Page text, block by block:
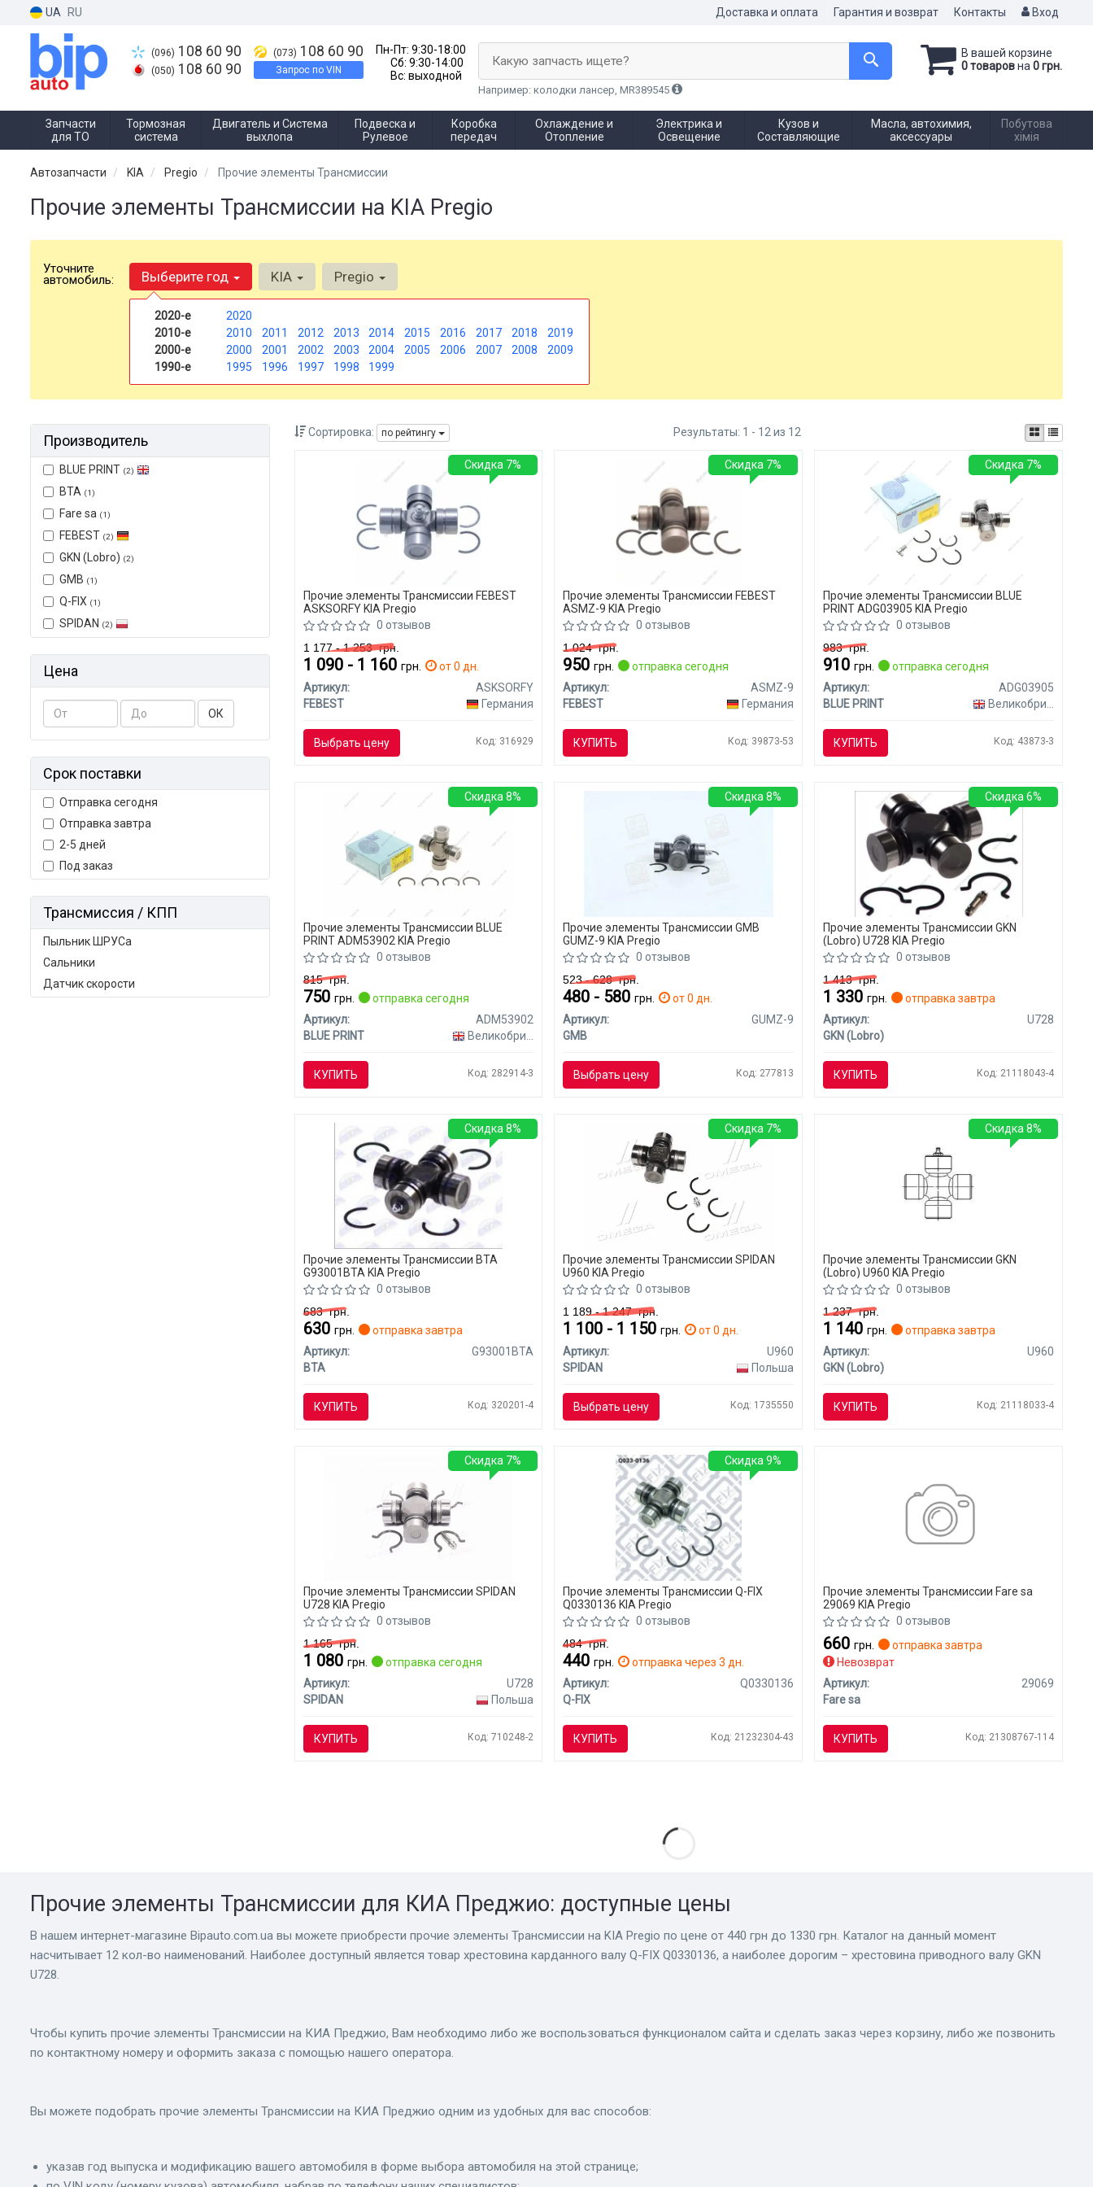
UA RU Доставка и оплата Гарантия и возврат Контакты Вход
(096) 108 60 90
(050) 108 60 90
(073) 108 60 90
Запрос по VIN
Пн-Пт: 9:30-18:00
Сб: 9:30-14:00
Вс: выходной
В вашей корзине
0 товаровна 0 грн.
Какую запчасть ищете?
Например: колодки лансер, MR389545
Запчасти
для ТО
Тормозная
система
Двигатель и Система
выхлопа
Подвеска и
Рулевое
Коробка
передач
Охлаждение и
Отопление
Электрика и
Освещение
Кузов и
Составляющие
Масла, автохимия,
аксессуары
Побутова
хімія
Автозапчасти KIA Pregio Прочие элементы Трансмиссии
Прочие элементы Трансмиссии на KIA Pregio
Уточните
автомобиль: Выберите год
2020-е
2020
2010-е
2010 2011 2012 2013 2014 2015 2016 2017 2018
2019
2000-е
2000 2001 2002 2003 2004 2005 2006 2007 2008
2009
1990-е
1995 1996 1997 1998 1999
KIA Pregio
Производитель
BLUE PRINT (2)
BTA (1)
Fare sa (1)
FEBEST (2)
GKN (Lobro) (2)
GMB (1)
Q-FIX (1)
SPIDAN (2)
Цена
ОК
Срок поставки
Отправка сегодня
Отправка завтра
2-5 дней
Под заказ
Трансмиссия / КПП
Пыльник ШРУСа
Сальники
Датчик скорости
Сортировка: по рейтингу Результаты: 1 - 12 из 12
Прочие элементы Трансмиссии FEBEST
ASKSORFY KIA Pregio
0 отзывов
1 177 - 1 253грн.
1 090 - 1 160 грн.
от 0 дн.
Артикул:
ASKSORFY
FEBEST
Германия
Выбрать цену Код: 316929
Скидка 7%
Прочие элементы Трансмиссии FEBEST
ASMZ-9 KIA Pregio
0 отзывов
1 024грн.
950грн.
отправка сегодня
Артикул:
ASMZ-9
FEBEST
Германия
КУПИТЬ Код: 39873-53
Скидка 7%
Прочие элементы Трансмиссии BLUE
PRINT ADG03905 KIA Pregio
0 отзывов
983грн.
910грн.
отправка сегодня
Артикул:
ADG03905
BLUE PRINT
Великобритания
КУПИТЬ Код: 43873-3
Скидка 7%
Прочие элементы Трансмиссии BLUE
PRINT ADM53902 KIA Pregio
0 отзывов
815грн.
750 грн.
отправка сегодня
Артикул:
ADM53902
BLUE PRINT
Великобритания
КУПИТЬ Код: 282914-3
Скидка 8%
Прочие элементы Трансмиссии GMB
GUMZ-9 KIA Pregio
0 отзывов
523 - 628грн.
480 - 580грн.
от 0 дн.
Артикул:
GUMZ-9
GMB
Выбрать цену Код: 277813
Скидка 8%
Прочие элементы Трансмиссии GKN
(Lobro) U728 KIA Pregio
0 отзывов
1 413грн.
1 330грн.
отправка завтра
Артикул:
U728
GKN (Lobro)
КУПИТЬ Код: 21118043-4
Скидка 6%
Прочие элементы Трансмиссии BTA
G93001BTA KIA Pregio
0 отзывов
683грн.
630 грн.
отправка завтра
Артикул:
G93001BTA
BTA
КУПИТЬ Код: 320201-4
Скидка 8%
Прочие элементы Трансмиссии SPIDAN
U960 KIA Pregio
0 отзывов
1 189 - 1 247грн.
1 100 - 1 150грн.
от 0 дн.
Артикул:
U960
SPIDAN
Польша
Выбрать цену Код: 1735550
Скидка 7%
Прочие элементы Трансмиссии GKN
(Lobro) U960 KIA Pregio
0 отзывов
1 237грн.
1 140грн.
отправка завтра
Артикул:
U960
GKN (Lobro)
КУПИТЬ Код: 21118033-4
Скидка 8%
Прочие элементы Трансмиссии SPIDAN
U728 KIA Pregio
0 отзывов
1 165грн.
1 080 грн.
отправка сегодня
Артикул:
U728
SPIDAN
Польша
КУПИТЬ Код: 710248-2
Скидка 7%
Прочие элементы Трансмиссии Q-FIX
Q0330136 KIA Pregio
0 отзывов
484грн.
440грн.
отправка через 3 дн.
Артикул:
Q0330136
Q-FIX
КУПИТЬ Код: 21232304-43
Скидка 9%
Прочие элементы Трансмиссии Fare sa
29069 KIA Pregio
0 отзывов
660грн.
отправка завтра
Невозврат
Артикул:
29069
Fare sa
КУПИТЬ Код: 21308767-114
Прочие элементы Трансмиссии для КИА Преджио: доступные цены
В нашем интернет-магазине Bіpauto.com.ua вы можете приобрести прочие элементы Трансмиссии на KIA Pregio по цене от 440 грн до 1330 грн. Каталог на данный момент
насчитывает 12 кол-во наименований. Наиболее доступный является товар хрестовина карданного валу Q-FIX Q0330136, а наиболее дорогим – хрестовина приводного валу GKN
U728.
Чтобы купить прочие элементы Трансмиссии на КИА Преджио, Вам необходимо либо же воспользоваться функционалом сайта и сделать заказ через корзину, либо же позвонить
по контактному номеру и оформить заказа с помощью нашего оператора.
Вы можете подобрать прочие элементы Трансмиссии на КИА Преджио одним из удобных для вас способов:
указав год выпуска и модификацию вашего автомобиля в форме выбора автомобиля на этой странице;